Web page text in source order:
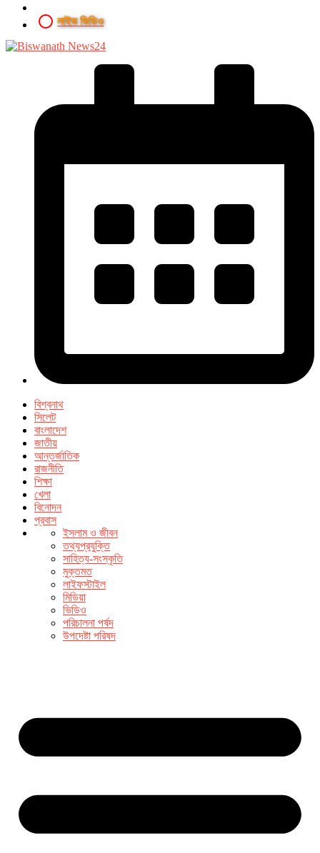
লাইভ ভিডিও
বিশ্বনাথ
সিলেট
বাংলাদেশ
জাতীয়
আন্তর্জাতিক
রাজনীতি
শিক্ষা
খেলা
বিনোদন
প্রবাস
ইসলাম ও জীবন
তথ্যপ্রযুক্তি
সাহিত্য-সংস্কৃতি
মুক্তমত
লাইফস্টাইল
মিডিয়া
ভিডিও
পরিচালনা পর্ষদ
উপদেষ্টা পরিষদ